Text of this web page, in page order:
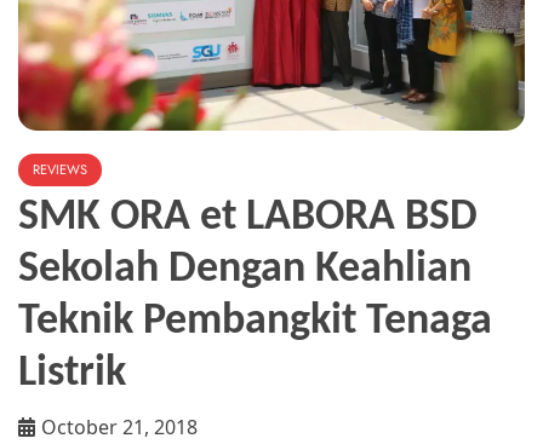
REVIEWS
SMK ORA et LABORA BSD
Sekolah Dengan Keahlian
Teknik Pembangkit Tenaga
Listrik
October 21, 2018